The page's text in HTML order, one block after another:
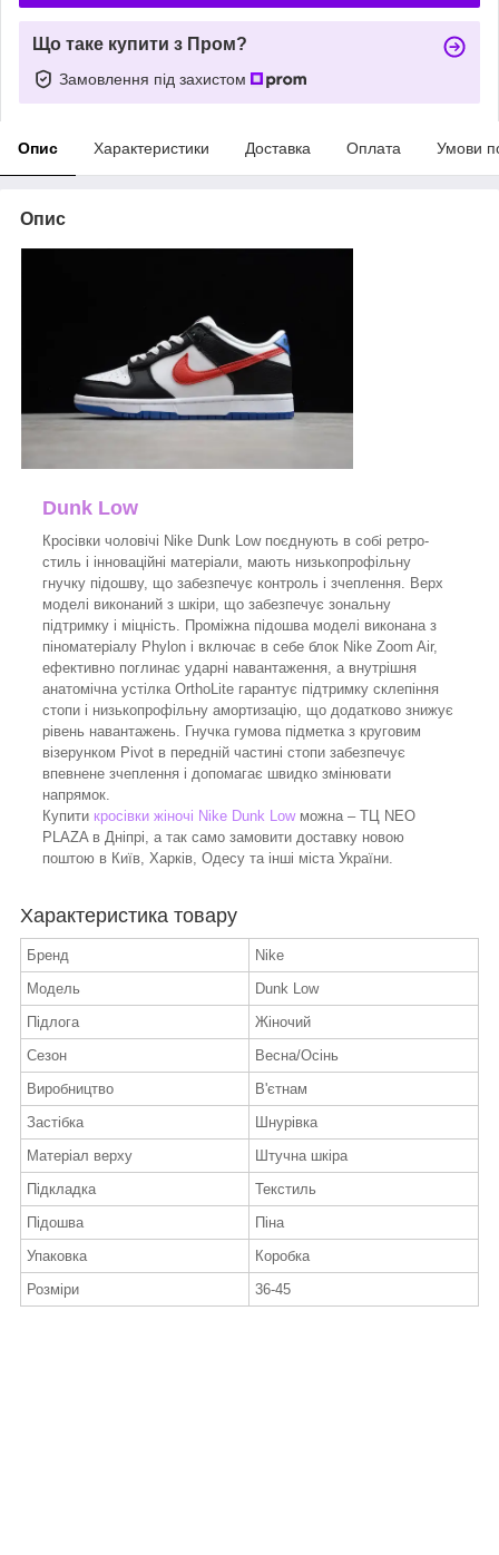
Що таке купити з Пром?
Замовлення під захистом
Опис Характеристики Доставка Оплата Умови
Опис
Dunk Low
Кросівки чоловічі Nike Dunk Low поєднують в собі ретро-
стиль і інноваційні матеріали, мають низькопрофільну
гнучку підошву, що забезпечує контроль і зчеплення. Верх
моделі виконаний з шкіри, що забезпечує зональну
підтримку і міцність. Проміжна підошва моделі виконана з
піноматеріалу Phylon і включає в себе блок Nike Zoom Air,
ефективно поглинає ударні навантаження, а внутрішня
анатомічна устілка OrthoLite гарантує підтримку склепіння
стопи і низькопрофільну амортизацію, що додатково знижує
рівень навантажень. Гнучка гумова підметка з круговим
візерунком Pivot в передній частині стопи забезпечує
впевнене зчеплення і допомагає швидко змінювати
напрямок.
Купити кросівки жіночі Nike Dunk Lowможна – ТЦ NEO
PLAZA в Дніпрі, а так само замовити доставку новою
поштою в Київ, Харків, Одесу та інші міста України.
Характеристика товару
Бренд
Nike
Модель
Dunk Low
Підлога
Жіночий
Сезон
Весна/Осінь
Виробництво
В'єтнам
Застібка
Шнурівка
Матеріал верху
Штучна шкіра
Підкладка
Текстиль
Підошва
Піна
Упаковка
Коробка
Розміри
36-45